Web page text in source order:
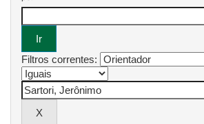
Filtros correntes: